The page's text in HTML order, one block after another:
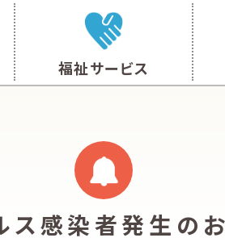
福祉サービス
ス感染者発生の